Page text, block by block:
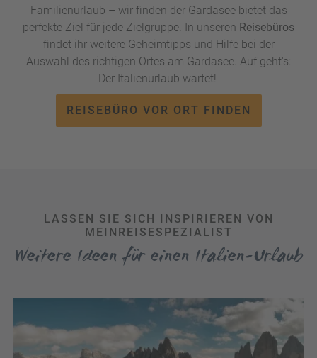
Unser Tipp für alle Pasta-Liebhaber:Valeggio Sul Mincio.
Der Ort ist für seine kulinarischen Highlights bekannt und
beheimatet vielehervorragende Restaurants!Unbedingt
probieren sollten Besucher die mit Kürbisbrei gefüllten
Tortellini de Valeggio, Das Gericht wird hier in fast jedem
Restaurant angeboten und schmeckt wirklich allen Pasta-
Fans. Jeden 3. Dienstag im Juni findet in Valeggio übrigens
Familienurlaub – wir finden der Gardasee bietet das
perfekte Ziel für jede Zielgruppe. In unseren Reisebüros
findet ihr weitere Geheimtipps und Hilfe bei der
Auswahl des richtigen Ortes am Gardasee. Auf geht's:
Der Italienurlaub wartet!
REISEBÜRO VOR ORT FINDEN
LASSEN SIE SICH INSPIRIEREN VON
MEINREISESPEZIALIST
Weitere Ideen für einen Italien-Urlaub